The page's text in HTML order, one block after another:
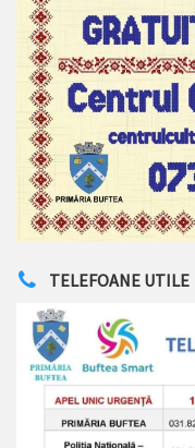
TELEFOANE UTILE